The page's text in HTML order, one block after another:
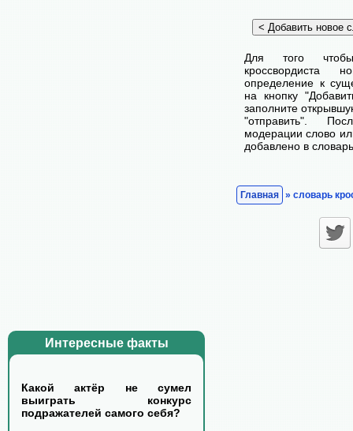
Интересные факты
Какой актёр не сумел
выиграть конкурс
подражателей самого себя?
Для того
определение к
на кнопку
заполните
"отправить".
модерации слово
добавлено в
Главная » словарь